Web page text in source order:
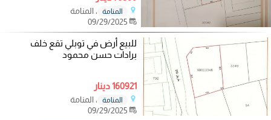
المنامة
، المنامة
للبيع أرض في توبلي تقع خلف
برادات حسن محمود
160921 دينار
المنامة
، المنامة